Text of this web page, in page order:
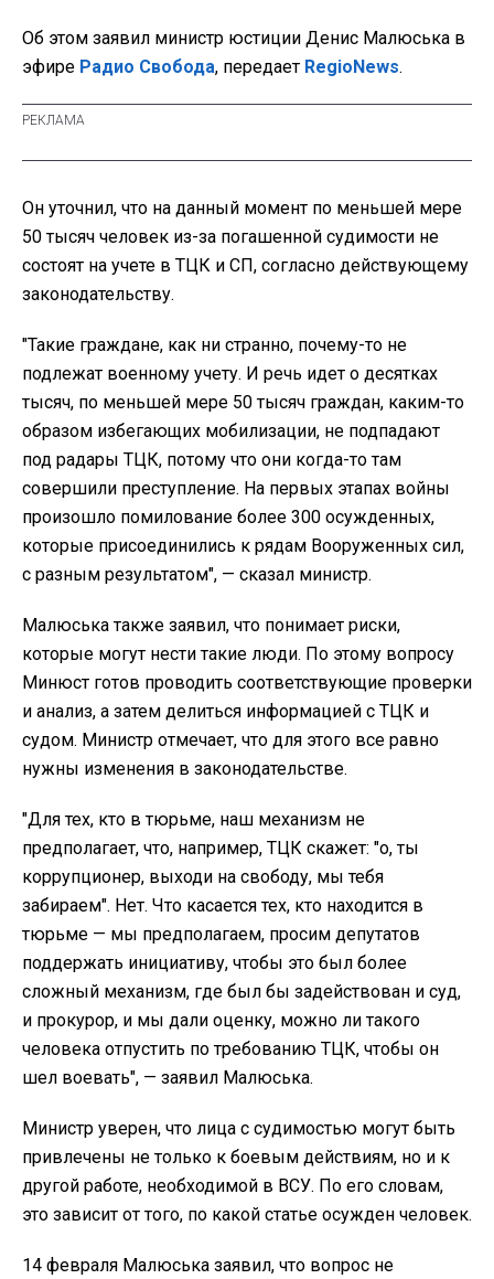
Об этом заявил министр юстиции Денис Малюська в
эфире Радио Свобода, передает RegioNews.
Он уточнил, что на данный момент по меньшей мере
50 тысяч человек из-за погашенной судимости не
состоят на учете в ТЦК и СП, согласно действующему
законодательству.
"Такие граждане, как ни странно, почему-то не
подлежат военному учету. И речь идет о десятках
тысяч, по меньшей мере 50 тысяч граждан, каким-то
образом избегающих мобилизации, не подпадают
под радары ТЦК, потому что они когда-то там
совершили преступление. На первых этапах войны
произошло помилование более 300 осужденных,
которые присоединились к рядам Вооруженных сил,
с разным результатом", — сказал министр.
Малюська также заявил, что понимает риски,
которые могут нести такие люди. По этому вопросу
Минюст готов проводить соответствующие проверки
и анализ, а затем делиться информацией с ТЦК и
судом. Министр отмечает, что для этого все равно
нужны изменения в законодательстве.
"Для тех, кто в тюрьме, наш механизм не
предполагает, что, например, ТЦК скажет: "о, ты
коррупционер, выходи на свободу, мы тебя
забираем". Нет. Что касается тех, кто находится в
тюрьме — мы предполагаем, просим депутатов
поддержать инициативу, чтобы это был более
сложный механизм, где был бы задействован и суд,
и прокурор, и мы дали оценку, можно ли такого
человека отпустить по требованию ТЦК, чтобы он
шел воевать", — заявил Малюська.
Министр уверен, что лица с судимостью могут быть
привлечены не только к боевым действиям, но и к
другой работе, необходимой в ВСУ. По его словам,
это зависит от того, по какой статье осужден человек.
14 февраля Малюська заявил, что вопрос не